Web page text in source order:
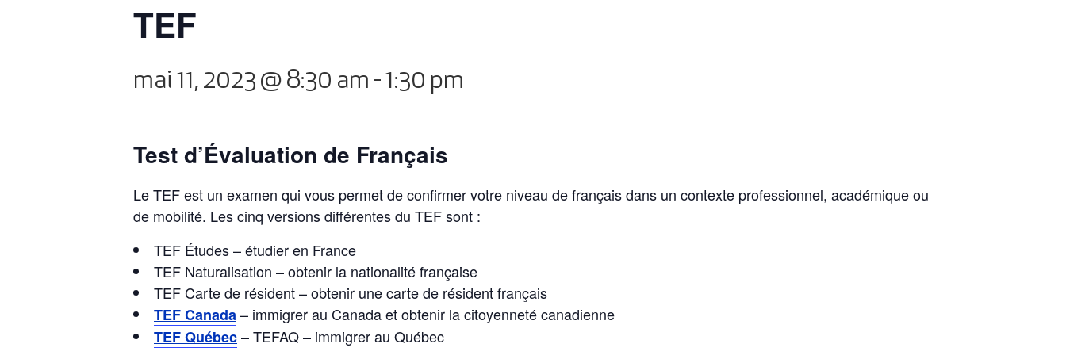
TEF
mai 11, 2023 @ 8:30 am -1:30 pm
Test d’Évaluation de Français
Le TEF est un examen qui vous permet de confirmer votre niveau de français dans un contexte professionnel, académique ou
de mobilité. Les cinq versions différentes du TEF sont :
TEF Études – étudier en France
TEF Naturalisation – obtenir la nationalité française
TEF Carte de résident – obtenir une carte de résident français
TEF Canada– immigrer au Canada et obtenir la citoyenneté canadienne
TEF Québec– TEFAQ – immigrer au Québec